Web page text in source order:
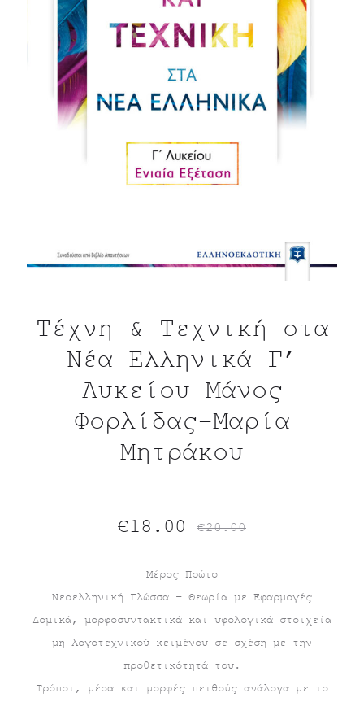
Τέχνη & Τεχνική στα
Νέα Ελληνικά Γ’
Λυκείου Μάνος
Φορλίδας-Μαρία
Μητράκου
Μέρος Πρώτο
Νεοελληνική Γλώσσα – Θεωρία με Εφαρμογές
Δομικά, μορφοσυντακτικά και υφολογικά στοιχεία
μη λογοτεχνικού κειμένου σε σχέση με την
προθετικότητά του.
Τρόποι, μέσα και μορφές πειθούς ανάλογα με το
€20.00
Original
price
was:
€20.00.
€18.00
Η
τιμή
είναι:
€18.00.